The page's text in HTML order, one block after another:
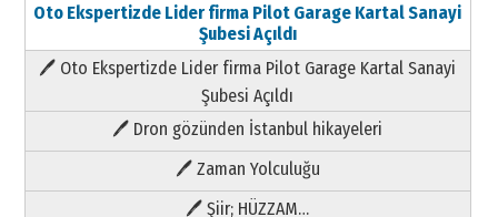
Oto Ekspertizde Lider firma Pilot Garage Kartal Sanayi
Şubesi Açıldı
🖊 Oto Ekspertizde Lider firma Pilot Garage Kartal Sanayi
Şubesi Açıldı
🖊 Dron gözünden İstanbul hikayeleri
🖊 Zaman Yolculuğu
🖊 Şiir; HÜZZAM…